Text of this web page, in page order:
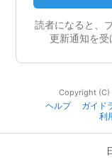
読者になると、
更新通知を受
Copyright (C)
ヘルプ
ガイド
利